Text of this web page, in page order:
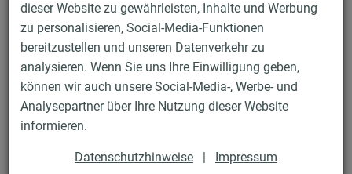
dieser Website zu gewährleisten, Inhalte und Werbung
zu personalisieren, Social-Media-Funktionen
bereitzustellen und unseren Datenverkehr zu
analysieren. Wenn Sie uns Ihre Einwilligung geben,
können wir auch unsere Social-Media-, Werbe- und
Analysepartner über Ihre Nutzung dieser Website
informieren.
Datenschutzhinweise | Impressum
Produkte Befestigungstechnik
Montageteile
Sechskantschrauben